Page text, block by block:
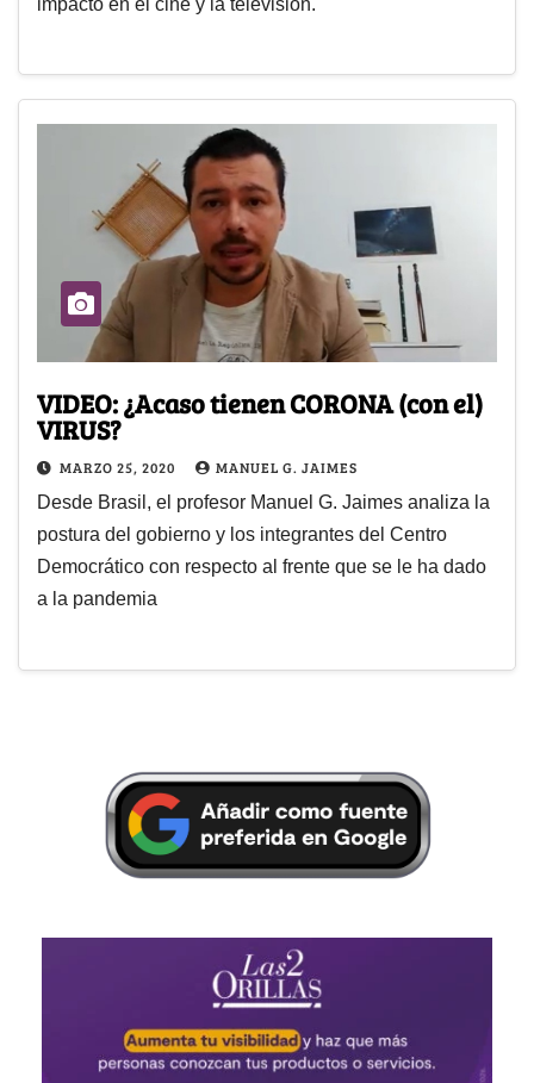
VIDEO: ¿Acaso tienen CORONA (con el)
VIRUS?
MARZO 25, 2020 MANUEL G. JAIMES
Desde Brasil, el profesor Manuel G. Jaimes analiza la
postura del gobierno y los integrantes del Centro
Democrático con respecto al frente que se le ha dado
a la pandemia